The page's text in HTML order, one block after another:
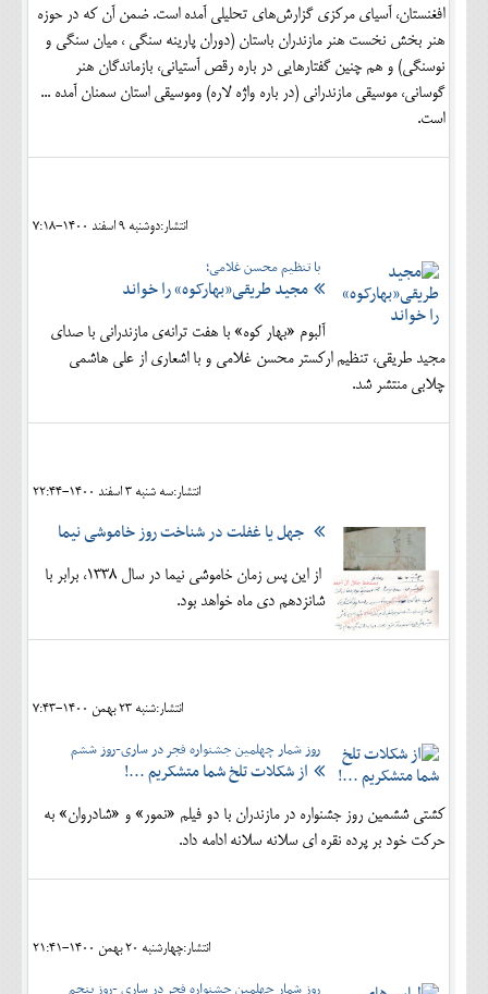
افغنستان، آسیای مرکزی گزارش‌های تحلیلی آمده است. ضمن آن که در حوزه
هنر بخش نخست هنر مازندران باستان (دوران پارینه سنگی ، میان سنگی و
نوسنگی) و هم چنین گفتارهایی در باره رقص آستیانی، بازماندگان هنر
گوسانی، موسیقی مازندرانی (در باره واژه لاره) وموسیقی استان سمنان آمده ...
است.
انتشار:دوشنبه 9 اسفند 1400-7:18
با تنظیم محسن غلامی؛
مجید طریقی«بهارکوه» را خواند
آلبوم «بهار کوه» با هفت ترانه‌ی مازندرانی با صدای
مجید طریقی، تنظیم ارکستر محسن غلامی و با اشعاری از علی هاشمی
چلابی منتشر شد.
انتشار:سه شنبه 3 اسفند 1400-22:44
جهل یا غفلت در شناخت روز خاموشی نیما
از این پس زمان خاموشی نیما در سال 1338، برابر با
شانزدهم دی ماه خواهد بود.
انتشار:شنبه 23 بهمن 1400-7:43
روز شمار چهلمین جشنواره فجر در ساری-روز ششم
از شکلات تلخ شما متشکریم ...!
کشتی ششمین روز جشنواره در مازندران با دو فیلم «نمور» و «شادروان» به
حرکت خود بر پرده نقره ای سلانه سلانه ادامه داد.
انتشار:چهارشنبه 20 بهمن 1400-21:41